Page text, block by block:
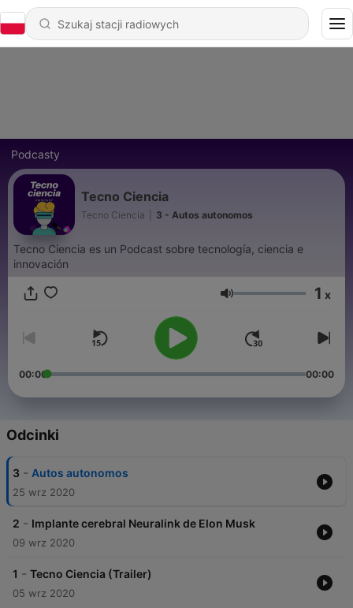
Podcasty
Tecno Ciencia
Tecno Ciencia 3 - Autos autonomos
Tecno Ciencia es un Podcast sobre tecnología, ciencia e
innovación
Głośność 1 x
00:00 00:00
Odcinki
3 - Autos autonomos
25 wrz 2020
2 - Implante cerebral Neuralink de Elon Musk
09 wrz 2020
1 - Tecno Ciencia (Trailer)
05 wrz 2020